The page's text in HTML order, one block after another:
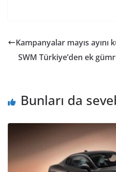
Kampanyalar mayıs ayını
SWM Türkiye’den ek
Bunları da